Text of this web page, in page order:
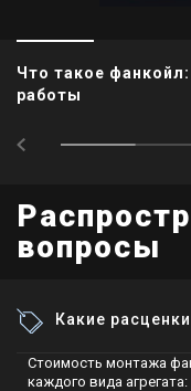
Что такое
работы
вопросы
Какие
Стоимость монтажа
каждого вида агрегата: